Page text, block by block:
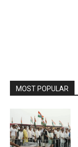
MOST POPULAR